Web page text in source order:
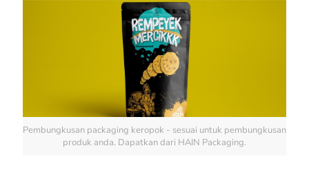
Pembungkusan packaging keropok - sesuai untuk pembungkusan
produk anda. Dapatkan dari HAIN Packaging.